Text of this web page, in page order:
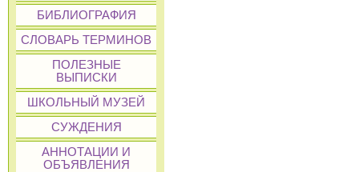
БИБЛИОГРАФИЯ
СЛОВАРЬ ТЕРМИНОВ
ПОЛЕЗНЫЕ
ВЫПИСКИ
ШКОЛЬНЫЙ МУЗЕЙ
СУЖДЕНИЯ
АННОТАЦИИ И
ОБЪЯВЛЕНИЯ